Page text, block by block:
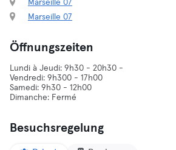
Marseille 07
Marseille 07
Öffnungszeiten
Lundi à Jeudi: 9h30 - 20h30 -
Vendredi: 9h300 - 17h00
Samedi: 9h30 - 12h00
Dimanche: Fermé
Besuchsregelung